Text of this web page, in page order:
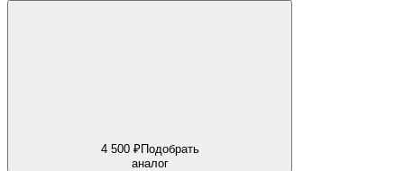
4 500 ₽Подобрать
аналог